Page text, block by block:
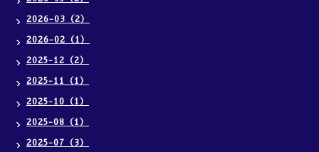
2026-03（2）
2026-02（1）
2025-12（2）
2025-11（1）
2025-10（1）
2025-08（1）
2025-07（3）